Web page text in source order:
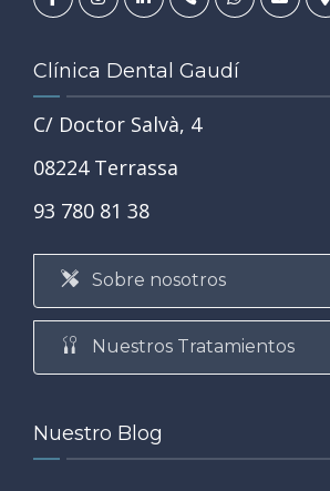
Clínica Dental Gaudí
C/ Doctor Salvà, 4
08224 Terrassa
93 780 81 38
Sobre nosotros
Nuestros Tratamientos
Nuestro Blog